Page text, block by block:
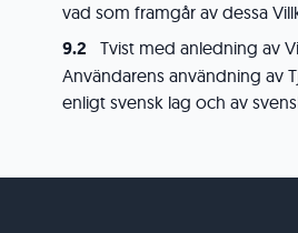
vad som framgår av dessa
Tvist med anledning av
Användarens användning av
enligt svensk lag och av